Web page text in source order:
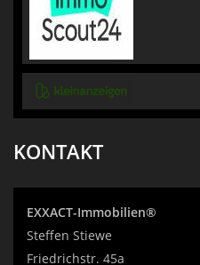
KONTAKT
EXXACT-Immobilien®
Steffen Stiewe
Friedrichstr. 45a